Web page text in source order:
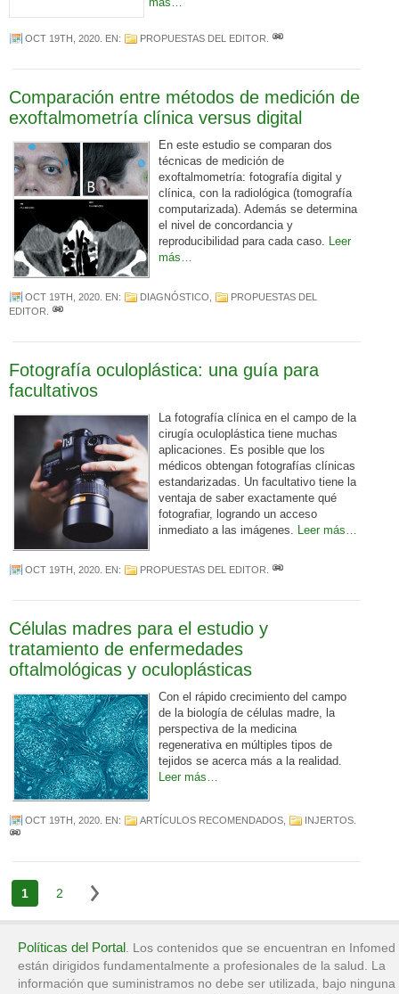
OCT 19TH, 2020 . EN: PROPUESTAS DEL EDITOR
Comparación entre métodos de medición de
exoftalmometría clínica versus digital
En este estudio se comparan dos
técnicas de medición de
exoftalmometría: fotografía digital y
clínica, con la radiológica (tomografía
computarizada). Además se determina
el nivel de concordancia y
reproducibilidad para cada caso. Leer
más…
OCT 19TH, 2020 . EN: DIAGNÓSTICO
PROPUESTAS DEL
EDITOR
Fotografía oculoplástica: una guía para
facultativos
La fotografía clínica en el campo de la
cirugía oculoplástica tiene muchas
aplicaciones. Es posible que los
médicos obtengan fotografías clínicas
estandarizadas. Un facultativo tiene la
ventaja de saber exactamente qué
fotografiar, logrando un acceso
inmediato a las imágenes. Leer más…
OCT 19TH, 2020 . EN: PROPUESTAS DEL EDITOR
Células madres para el estudio y
tratamiento de enfermedades
oftalmológicas y oculoplásticas
Con el rápido crecimiento del campo
de la biología de células madre, la
perspectiva de la medicina
regenerativa en múltiples tipos de
tejidos se acerca más a la realidad.
Leer más…
OCT 19TH, 2020 . EN: ARTÍCULOS RECOMENDADOS INJERTOS
1 2
Políticas del Portal. Los contenidos que se encuentran en Infomed
están dirigidos fundamentalmente a profesionales de la salud. La
información que suministramos no debe ser utilizada, bajo ninguna